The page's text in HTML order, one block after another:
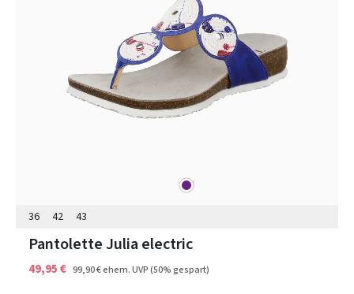
lila
36 42 43
Pantolette Julia electric
49,95 € 99,90 €ehem. UVP(50% gespart)